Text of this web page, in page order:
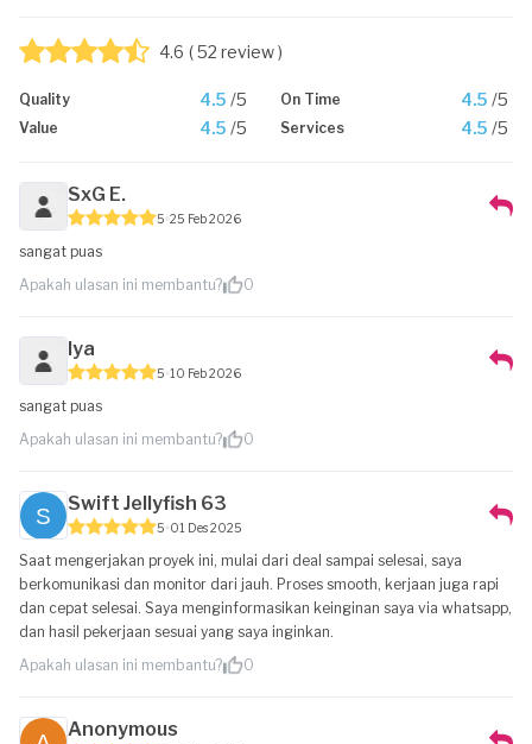
4.6 ( 52 review )
Quality 4.5 /5 On Time 4.5 /5
Value 4.5 /5 Services 4.5 /5
SxG E.
5 25 Feb 2026
sangat puas
Apakah ulasan ini membantu?
0
lya
5 10 Feb 2026
sangat puas
Apakah ulasan ini membantu?
0
Swift Jellyfish 63
5 01 Des 2025
Saat mengerjakan proyek ini, mulai dari deal sampai selesai, saya
berkomunikasi dan monitor dari jauh. Proses smooth, kerjaan juga rapi
dan cepat selesai. Saya menginformasikan keinginan saya via whatsapp,
dan hasil pekerjaan sesuai yang saya inginkan.
Apakah ulasan ini membantu?
0
Anonymous